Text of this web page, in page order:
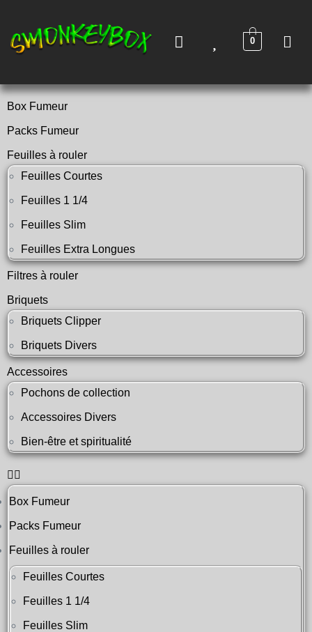
0
Box Fumeur
Packs Fumeur
Feuilles à rouler
Feuilles Courtes
Feuilles 1 1/4
Feuilles Slim
Feuilles Extra Longues
Filtres à rouler
Briquets
Briquets Clipper
Briquets Divers
Accessoires
Pochons de collection
Accessoires Divers
Bien-être et spiritualité
Box Fumeur
Packs Fumeur
Feuilles à rouler
Feuilles Courtes
Feuilles 1 1/4
Feuilles Slim